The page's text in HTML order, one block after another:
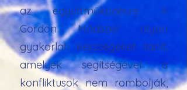
az együttműködésre. A
Gordon Módszer olyan
gyakorlati készségeket tanít,
amelyek segítségével a
konfliktusok nem rombolják,